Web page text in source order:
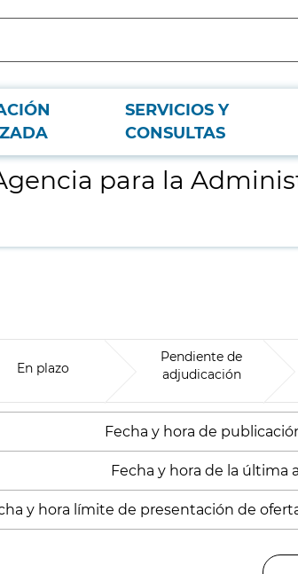
SERVICIOS Y
CONSULTAS
de la Comunidad de Madrid
para la
En plazo
Pendiente de
adjudicación
Fecha y hora de
Fecha y hora de la última
y hora límite de presentación de